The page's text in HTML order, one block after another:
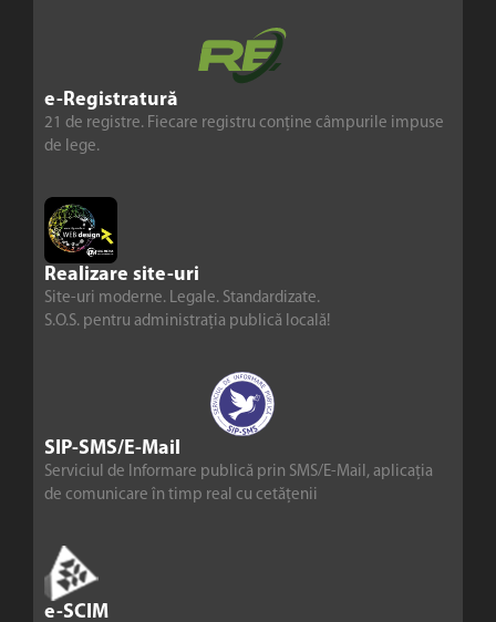
e-Registratură
21 de registre. Fiecare registru conține câmpurile impuse
de lege.
Realizare site-uri
Site-uri moderne. Legale. Standardizate.
S.O.S. pentru administrația publică locală!
SIP-SMS/E-Mail
Serviciul de Informare publică prin SMS/E-Mail, aplicația
de comunicare în timp real cu cetățenii
e-SCIM